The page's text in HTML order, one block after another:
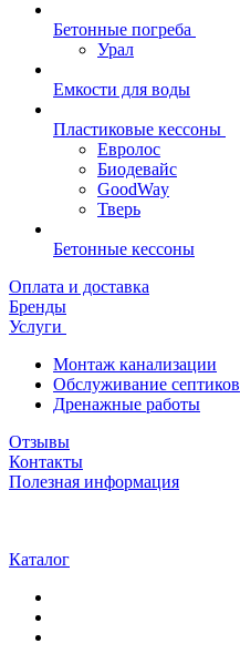
Бетонные погреба
Урал
Емкости для воды
Пластиковые кессоны
Евролос
Биодевайс
GoodWay
Тверь
Бетонные кессоны
Оплата и доставка
Бренды
Услуги
Монтаж канализации
Обслуживание септиков
Дренажные работы
Отзывы
Контакты
Полезная информация
Каталог